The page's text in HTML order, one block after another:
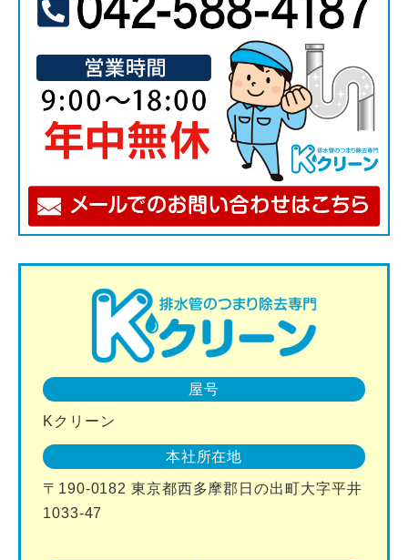
屋号
Kクリーン
本社所在地
〒190-0182 東京都西多摩郡日の出町大字平井
1033-47